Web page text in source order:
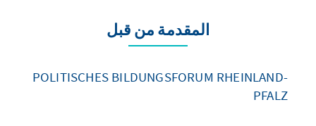
المقدمة من قبل
POLITISCHES BILDUNGSFORUM RHEINLAND-
PFALZ